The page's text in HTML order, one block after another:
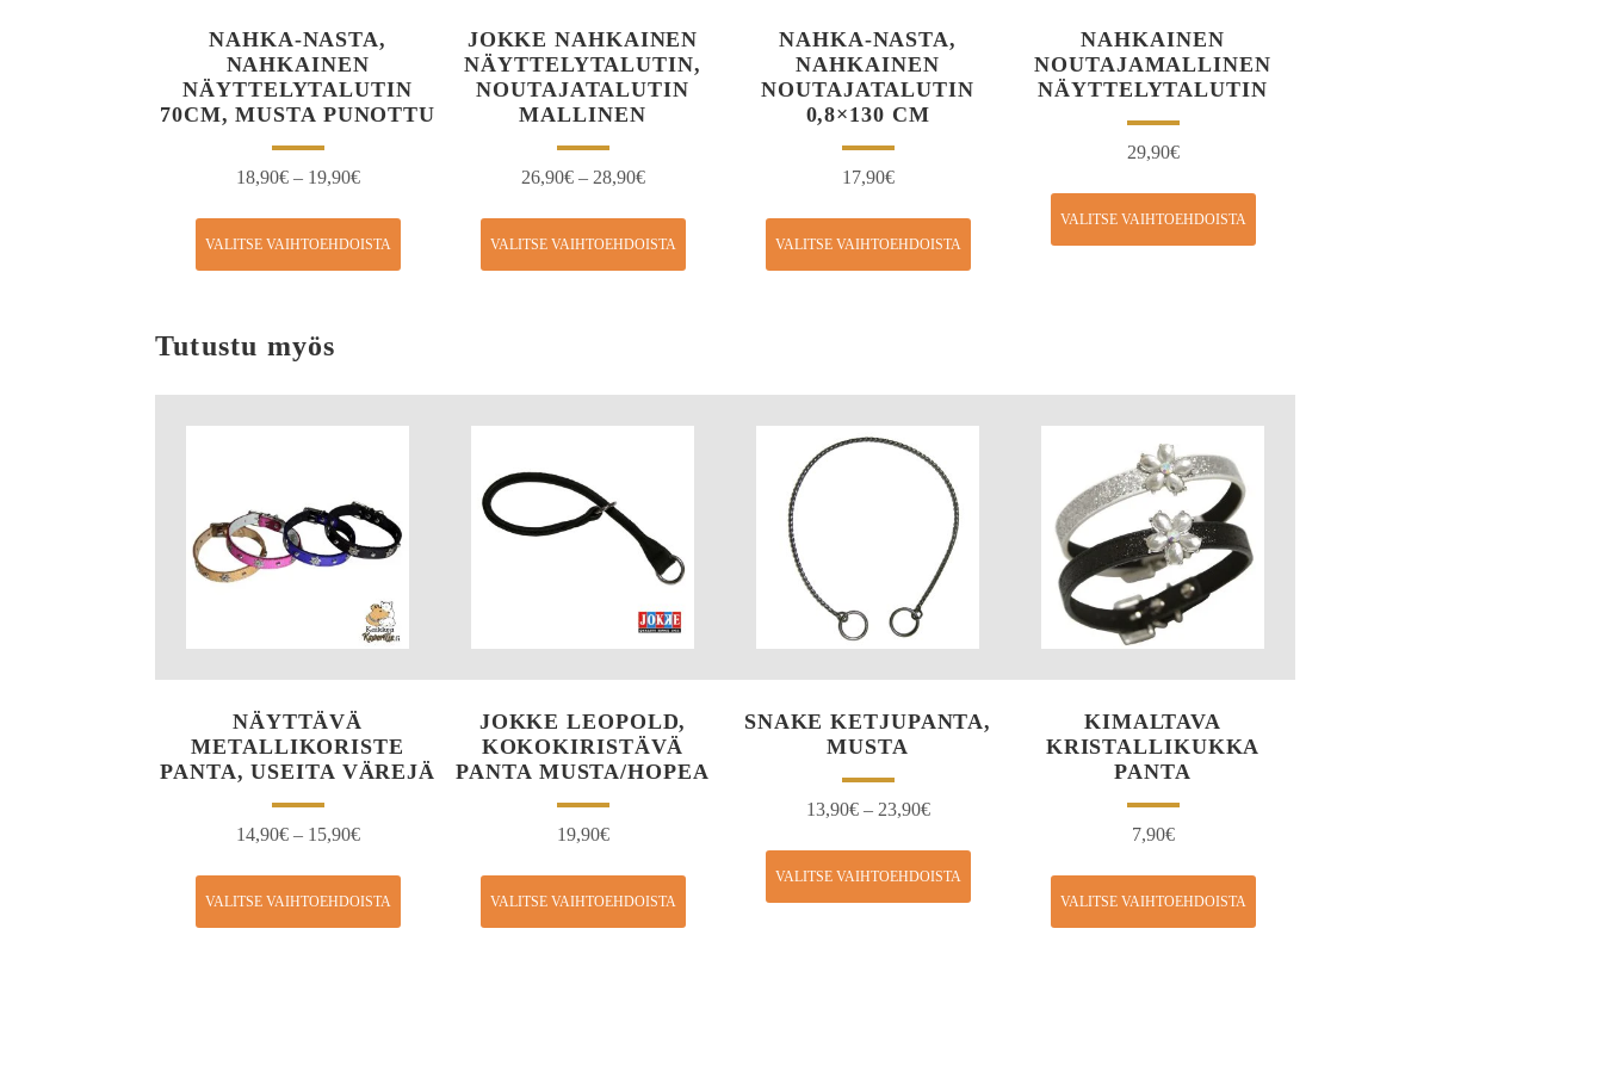
NAHKA-NASTA,
NAHKAINEN
NÄYTTELYTALUTIN
70CM, MUSTA PUNOTTU
18,90€ – 19,90€
VALITSE VAIHTOEHDOISTA
JOKKE NAHKAINEN
NÄYTTELYTALUTIN,
NOUTAJATALUTIN
MALLINEN
26,90€ – 28,90€
VALITSE VAIHTOEHDOISTA
NAHKA-NASTA,
NAHKAINEN
NOUTAJATALUTIN
0,8×130 CM
17,90€
VALITSE VAIHTOEHDOISTA
NAHKAINEN
NOUTAJAMALLINEN
NÄYTTELYTALUTIN
29,90€
VALITSE VAIHTOEHDOISTA
Tutustu myös
NÄYTTÄVÄ
METALLIKORISTE
PANTA, USEITA VÄREJÄ
14,90€ – 15,90€
VALITSE VAIHTOEHDOISTA
JOKKE LEOPOLD,
KOKOKIRISTÄVÄ
PANTA MUSTA/HOPEA
19,90€
VALITSE VAIHTOEHDOISTA
SNAKE KETJUPANTA,
MUSTA
13,90€ – 23,90€
VALITSE VAIHTOEHDOISTA
KIMALTAVA
KRISTALLIKUKKA
PANTA
7,90€
VALITSE VAIHTOEHDOISTA